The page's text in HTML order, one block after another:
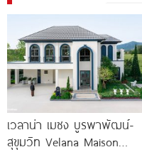
เวลาน่า เมซง บูรพาพัฒน์-
สุขุมวิท Velana Maison